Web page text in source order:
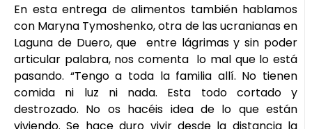
En esta entrega de alimentos también hablamos
con Maryna Tymoshenko, otra de las ucranianas en
Laguna de Duero, que entre lágrimas y sin poder
articular palabra, nos comenta lo mal que lo está
pasando. “Tengo a toda la familia allí. No tienen
comida ni luz ni nada. Esta todo cortado y
destrozado. No os hacéis idea de lo que están
viviendo. Se hace duro vivir desde la distancia la